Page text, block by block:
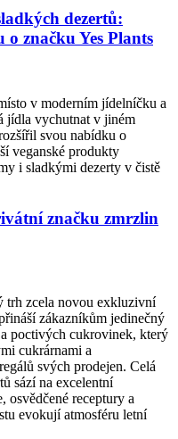
dezertů:
značku Yes Plants
v moderním jídelníčku a
jídla vychutnat v jiném
svou nabídku o
veganské produkty
i sladkými dezerty v čistě
značku zmrzlin
trh zcela novou exkluzivní
zákazníkům jedinečný
poctivých cukrovinek, který
cukrárnami a
svých prodejen. Celá
sází na excelentní
osvědčené receptury a
evokují atmosféru letní